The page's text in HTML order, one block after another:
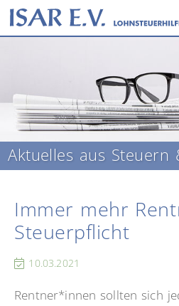
Aktuelles aus Steuern
Immer mehr
Steuerpflicht
10.03.2021
Rentner*innen sollten sich